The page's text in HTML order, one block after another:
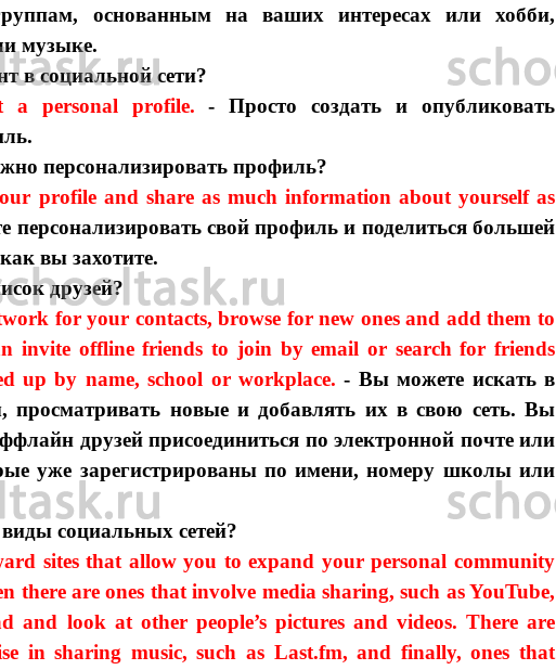
основанным на ваших интересах или хобби,
музыке.
в социальной сети?
a personal profile. - Просто создать и опубликовать
персонализировать профиль?
profile and share as much information about yourself as
персонализировать свой профиль и поделиться большей
вы захотите.
друзей?
for your contacts, browse for new ones and add them to
invite offline friends to join by email or search for friends
up by name, school or workplace. - Вы можете искать в
просматривать новые и добавлять их в свою сеть. Вы
друзей присоединиться по электронной почте или
уже зарегистрированы по имени, номеру школы или
социальных сетей?
sites that allow you to expand your personal community
there are ones that involve media sharing, such as YouTube,
and look at other people’s pictures and videos. There are
in sharing music, such as Last.fm, and finally, ones that